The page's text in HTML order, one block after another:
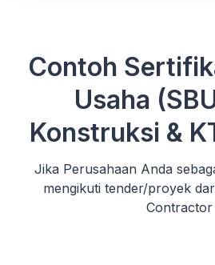
Contoh
Usaha
Konstruksi &
Jika Perusahaan Anda
mengikuti tender/proyek
Contractor